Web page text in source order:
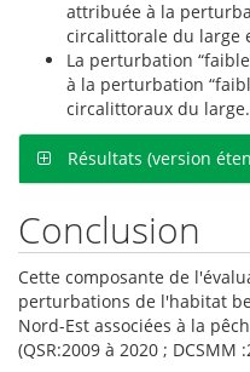
attribuée à la
circalittorale du large
La perturbation
à la perturbation
circalittoraux du large.
Résultats (version
Conclusion
Cette composante de
perturbations de l'habitat
Nord-Est associées à la
(QSR:2009 à 2020 ; DCSMM